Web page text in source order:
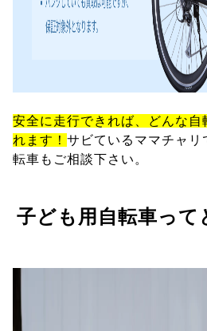
安全に走行できれば、どんな
れます！ サビているママチャリ
転車もご相談下さい。
子ども用自転車って